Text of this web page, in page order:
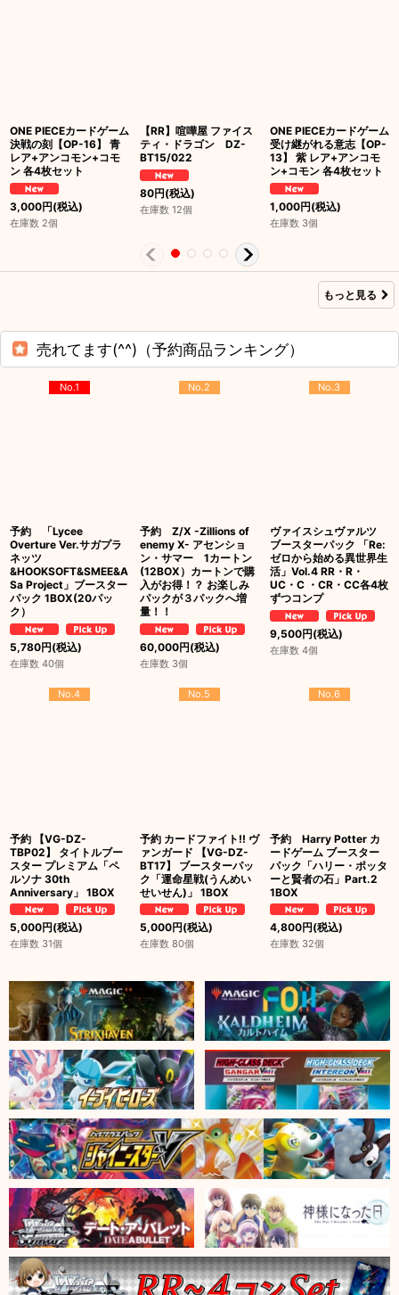
ONE PIECEカードゲーム
決戦の刻【OP-16】 青
レア+アンコモン+コモ
ン 各4枚セット
3,000円(税込)
在庫数 2個
【RR】喧嘩屋 ファイス
ティ・ドラゴン DZ-
BT15/022
80円(税込)
在庫数 12個
ONE PIECEカードゲーム
受け継がれる意志【OP-
13】 紫 レア+アンコモ
ン+コモン 各4枚セット
1,000円(税込)
在庫数 3個
もっと見る
売れてます(^^)（予約商品ランキング）
No.1
予約 「Lycee
Overture Ver.サガプラ
ネッツ
&HOOKSOFT&SMEE&A
Sa Project」ブースター
パック 1BOX(20パッ
ク）
5,780円(税込)
在庫数 40個
No.2
予約 Z/X -Zillions of
enemy X- アセンショ
ン・サマー 1カートン
(12BOX）カートンで購
入がお得！？ お楽しみ
パックが３パックへ増
量！！
60,000円(税込)
在庫数 3個
No.3
ヴァイスシュヴァルツ
ブースターパック 「Re:
ゼロから始める異世界生
活」Vol.4 RR・R・
UC・C ・CR・CC各4枚
ずつコンプ
9,500円(税込)
在庫数 4個
No.4
予約 【VG-DZ-
TBP02】 タイトルブー
スター プレミアム「ペ
ルソナ 30th
Anniversary」 1BOX
5,000円(税込)
在庫数 31個
No.5
予約 カードファイト!! ヴ
ァンガード 【VG-DZ-
BT17】 ブースターパッ
ク「運命星戦(うんめい
せいせん)」 1BOX
5,000円(税込)
在庫数 80個
No.6
予約 Harry Potter カ
ードゲーム ブースター
パック「ハリー・ポッタ
ーと賢者の石」Part.2
1BOX
4,800円(税込)
在庫数 32個